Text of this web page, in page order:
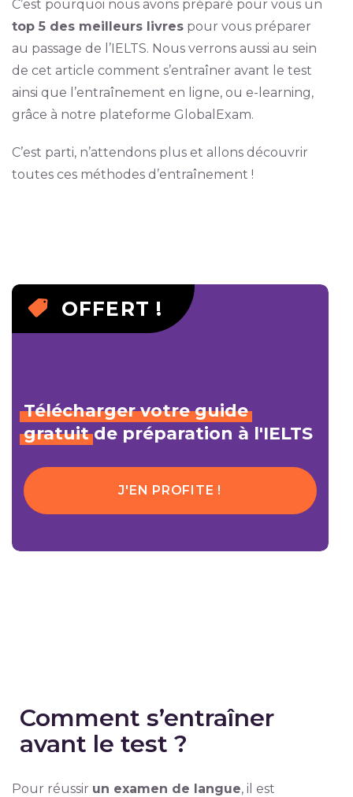
C’est pourquoi nous avons préparé pour vous un
top 5 des meilleurs livrespour vous préparer
au passage de l’IELTS. Nous verrons aussi au sein
de cet article comment s’entraîner avant le test
ainsi que l’entraînement en ligne, ou e-learning,
grâce à notre plateforme GlobalExam.
C’est parti, n’attendons plus et allons découvrir
toutes ces méthodes d’entraînement !
OFFERT !
Télécharger votre guide
gratuitde préparation à l'IELTS
J'EN PROFITE !
Comment s’entraîner
avant le test ?
Pour réussir un examen de langue, il est